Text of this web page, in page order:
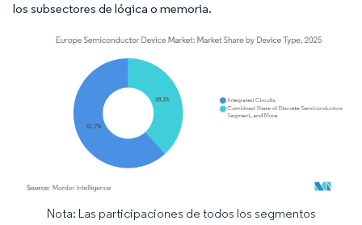
los subsectores de lógica o memoria.
Imagen © Mordor Intelligence. El uso requiere atribución según CC BY 4.0.
Nota: Las participaciones de todos los segmentos